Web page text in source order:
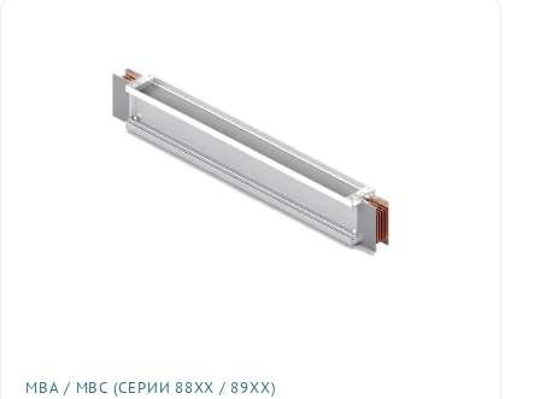
МВА / МВС (СЕРИИ 88XX / 89XX)